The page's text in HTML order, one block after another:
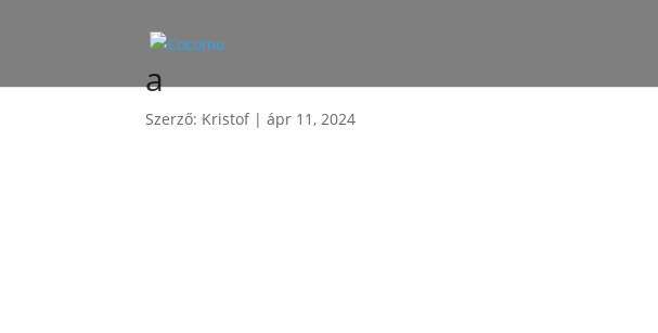
a
Szerző: Kristof|ápr 11, 2024